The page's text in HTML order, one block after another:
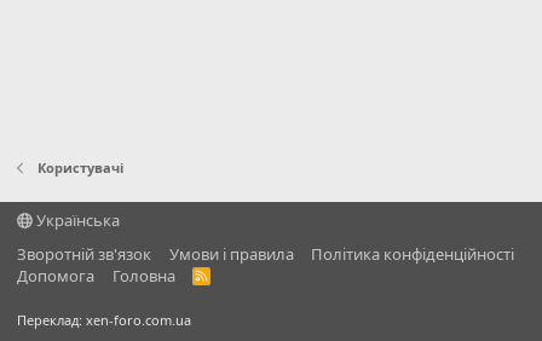
Користувачі
Українська
Зворотній зв'язок
Умови і правила
Політика конфіденційності
Дoпoмoга
Головна
R
Переклад: xen-foro.com.ua